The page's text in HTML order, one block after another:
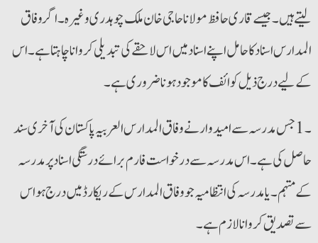
لیتے ہیں۔ جیسے قاری حافظ مولانا حاجی خان ملک چوہدری وغیرہ۔ اگر وفاق
المدارس اسناد کا حامل اپنے اسناد میں اس لاحقے کی تبدیلی کروانا چاہتا ہے۔ اس
کے لیے درج ذیل کوائف کا موجود ہونا ضروری ہے۔
۔1 جس مدرسہ سے امیدوار نے وفاق المدارس العربیہ پاکستان کی آخری سند
حاصل کی ہے۔ اس مدرسہ سے درخواست فارم برائے درستگی اسناد پر مدرسہ
کے مہتمم۔ یا مدرسہ کی انتظامیہ جو وفاق المدارس کے ریکارڈ میں درج ہو اس
سے تصدیق کروانا لازم ہے۔